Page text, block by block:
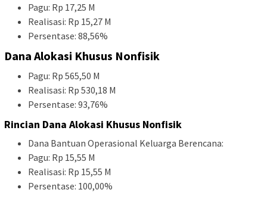
Pagu: Rp 17,25 M
Realisasi: Rp 15,27 M
Persentase: 88,56%
Dana Alokasi Khusus Nonfisik
Pagu: Rp 565,50 M
Realisasi: Rp 530,18 M
Persentase: 93,76%
Rincian Dana Alokasi Khusus Nonfisik
Dana Bantuan Operasional Keluarga Berencana:
Pagu: Rp 15,55 M
Realisasi: Rp 15,55 M
Persentase: 100,00%